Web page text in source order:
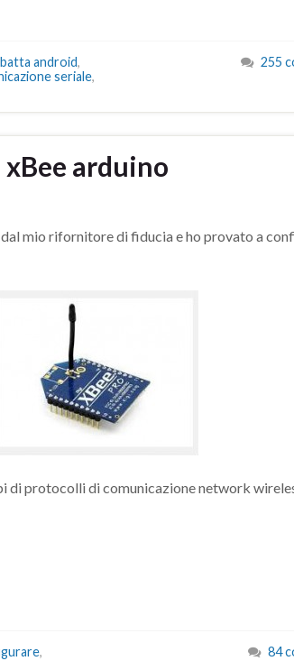
android,
seriale,
255
arduino
mio rifornitore di fiducia e ho provato a
di protocolli di comunicazione network
,
84